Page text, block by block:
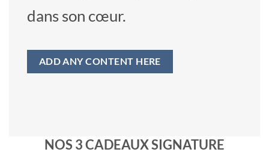
dans son cœur.
ADD ANY CONTENT HERE
NOS 3 CADEAUX SIGNATURE